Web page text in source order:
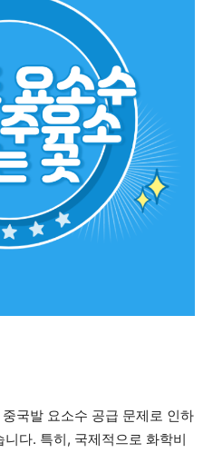
국발 요소수 공급 문제로 인하
다. 특히, 국제적으로 화학비